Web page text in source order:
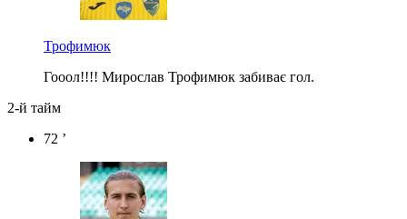
Трофимюк
Гооол!!!! Мирослав Трофимюк забиває гол.
2-й тайм
72 ’